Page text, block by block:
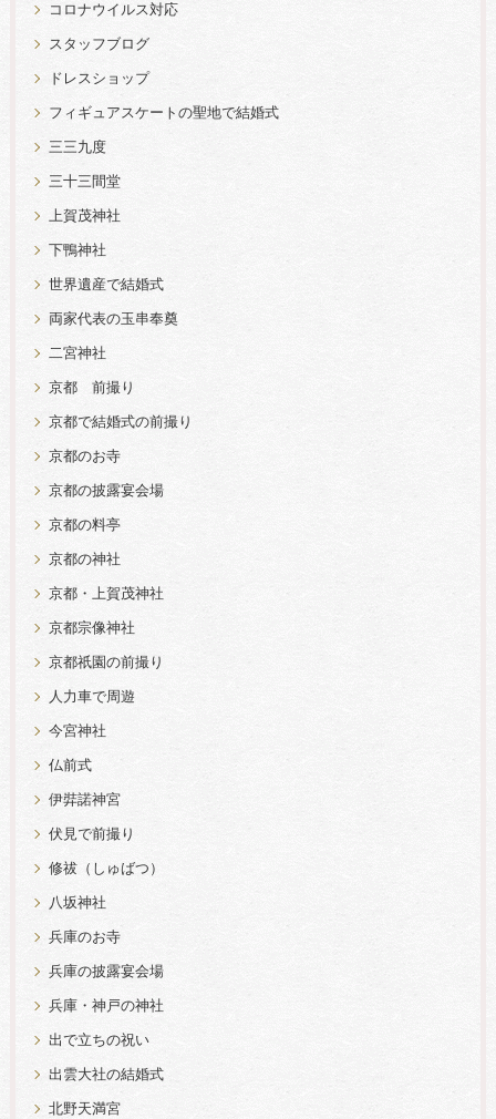
コロナウイルス対応
スタッフブログ
ドレスショップ
フィギュアスケートの聖地で結婚式
三三九度
三十三間堂
上賀茂神社
下鴨神社
世界遺産で結婚式
両家代表の玉串奉奠
二宮神社
京都 前撮り
京都で結婚式の前撮り
京都のお寺
京都の披露宴会場
京都の料亭
京都の神社
京都・上賀茂神社
京都宗像神社
京都祇園の前撮り
人力車で周遊
今宮神社
仏前式
伊弉諾神宮
伏見で前撮り
修祓（しゅばつ）
八坂神社
兵庫のお寺
兵庫の披露宴会場
兵庫・神戸の神社
出で立ちの祝い
出雲大社の結婚式
北野天満宮